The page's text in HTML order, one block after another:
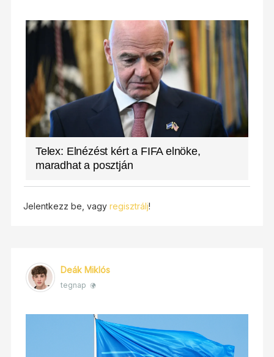
Telex: Elnézést kért a FIFA elnöke,
maradhat a posztján
Jelentkezz be, vagy regisztrálj!
Deák Miklós
tegnap